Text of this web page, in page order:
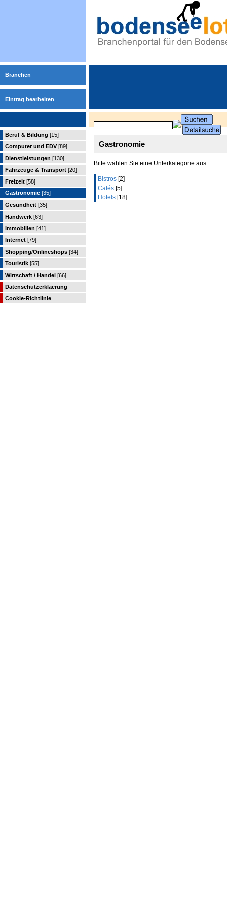
Branchen
Eintrag bearbeiten
Beruf & Bildung [15]
Computer und EDV [89]
Dienstleistungen [130]
Fahrzeuge & Transport [20]
Freizeit [58]
Gastronomie [35]
Gesundheit [35]
Handwerk [63]
Immobilien [41]
Internet [79]
Shopping/Onlineshops [34]
Touristik [55]
Wirtschaft / Handel [66]
Datenschutzerklaerung
Cookie-Richtlinie
Gastronomie
Bitte wählen Sie eine Unterkategorie aus:
Bistros [2]
Cafés [5]
Hotels [18]